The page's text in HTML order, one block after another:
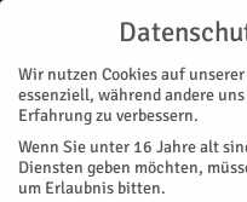
Start Stadtteile Jülich Einbruch
STADTTEILE JÜLICH
Wir nutzen Cookies auf
essenziell, während andere
Erfahrung zu verbessern.
Wenn Sie unter 16 Jahre alt
Diensten geben möchten,
um Erlaubnis bitten.